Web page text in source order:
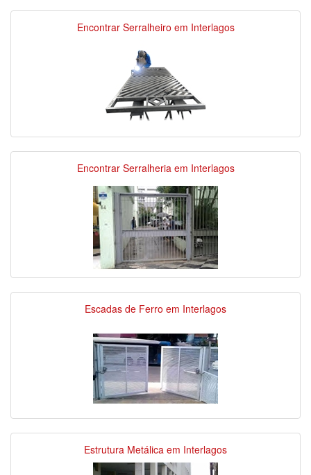
Encontrar Serralheiro em Interlagos
Encontrar Serralheria em Interlagos
Escadas de Ferro em Interlagos
Estrutura Metálica em Interlagos